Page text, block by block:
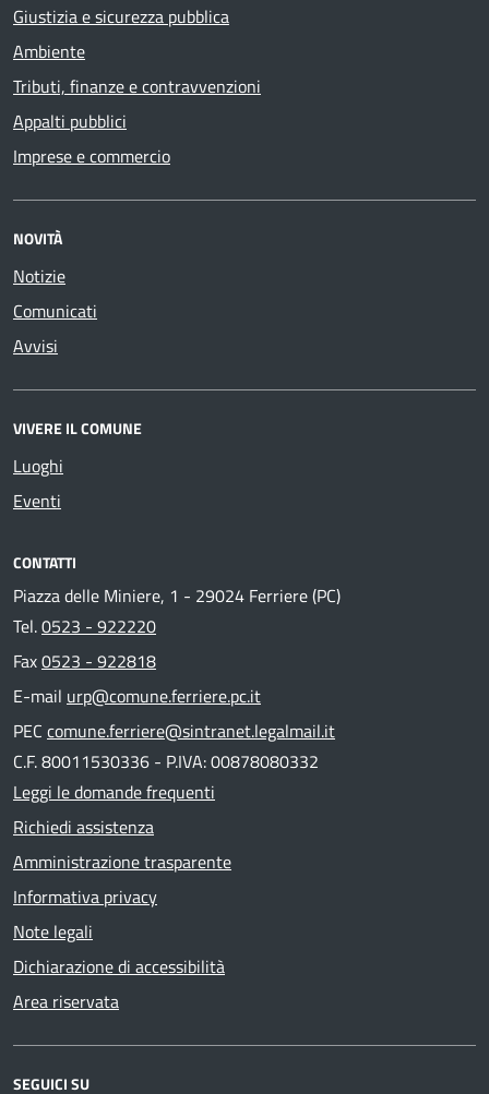
Giustizia e sicurezza pubblica
Ambiente
Tributi, finanze e contravvenzioni
Appalti pubblici
Imprese e commercio
NOVITÀ
Notizie
Comunicati
Avvisi
VIVERE IL COMUNE
Luoghi
Eventi
CONTATTI
Piazza delle Miniere, 1 - 29024 Ferriere (PC)
Tel.0523 - 922220
Fax0523 - 922818
E-mail urp@comune.ferriere.pc.it
PEC comune.ferriere@sintranet.legalmail.it
C.F. 80011530336 - P.IVA: 00878080332
Leggi le domande frequenti
Richiedi assistenza
Amministrazione trasparente
Informativa privacy
Note legali
Dichiarazione di accessibilità
Area riservata
SEGUICI SU